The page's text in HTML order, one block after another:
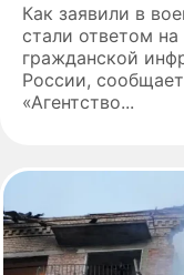
Как заявили в
стали ответом
гражданской
России,
«Агентство...